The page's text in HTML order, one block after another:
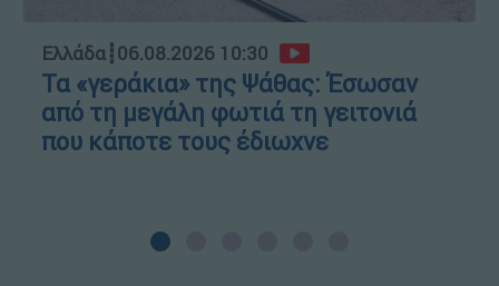
Ελλάδα┋06.08.2026 10:30
Τα «γεράκια» της Ψάθας: Έσωσαν
από τη μεγάλη φωτιά τη γειτονιά
που κάποτε τους έδιωχνε